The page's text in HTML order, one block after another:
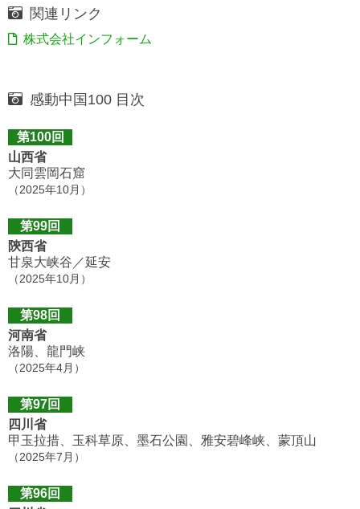
関連リンク
株式会社インフォーム
感動中国100 目次
第100回
山西省
大同雲岡石窟
（2025年10月）
第99回
陝西省
甘泉大峡谷／延安
（2025年10月）
第98回
河南省
洛陽、龍門峡
（2025年4月）
第97回
四川省
甲玉拉措、玉科草原、墨石公園、雅安碧峰峡、蒙頂山
（2025年7月）
第96回